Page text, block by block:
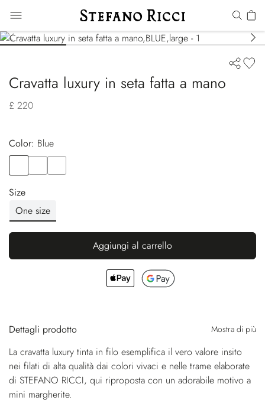
Cravatta luxury in seta fatta a mano
£ 220
Color:
blue
Size
One size
Aggiungi al carrello
Dettagli prodotto Mostra di più
La cravatta luxury tinta in filo esemplifica il vero valore insito
nei filati di alta qualità dai colori vivaci e nelle trame elaborate
di STEFANO RICCI, qui riproposta con un adorabile motivo a
mini margherite.